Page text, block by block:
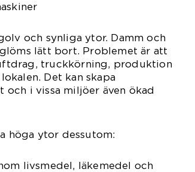
och synliga ytor. Damm och
lätt bort. Problemet är att
truckkörning, produktion
Det kan skapa
i vissa miljöer även ökad
höga ytor dessutom:
livsmedel, läkemedel och